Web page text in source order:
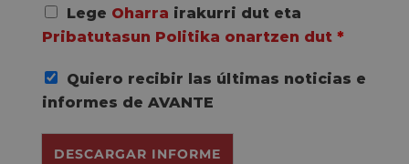
A
c
u
r
d
R
Lege Oharra irakurri dut eta
Pribatutasun Politika onartzen dut *
Quiero recibir las últimas noticias e
informes de AVANTE
DESCARGAR INFORME